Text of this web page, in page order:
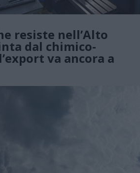
resiste nell’Alto
dal chimico-
va ancora a